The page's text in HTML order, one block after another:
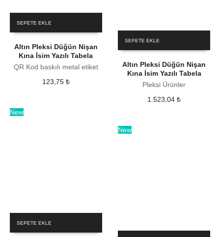
SEPETE EKLE
Altın Pleksi Düğün Nişan
Kına İsim Yazılı Tabela
QR Kod baskılı metal etiket
123,75 ₺
SEPETE EKLE
Altın Pleksi Düğün Nişan
Kına İsim Yazılı Tabela
Pleksi Ürünler
1.523,04₺
New
SEPETE EKLE
New